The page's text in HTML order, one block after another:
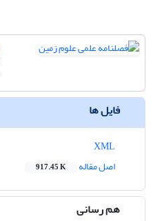
فایل ها
اصل مقاله
917.45 K
هم رسانی